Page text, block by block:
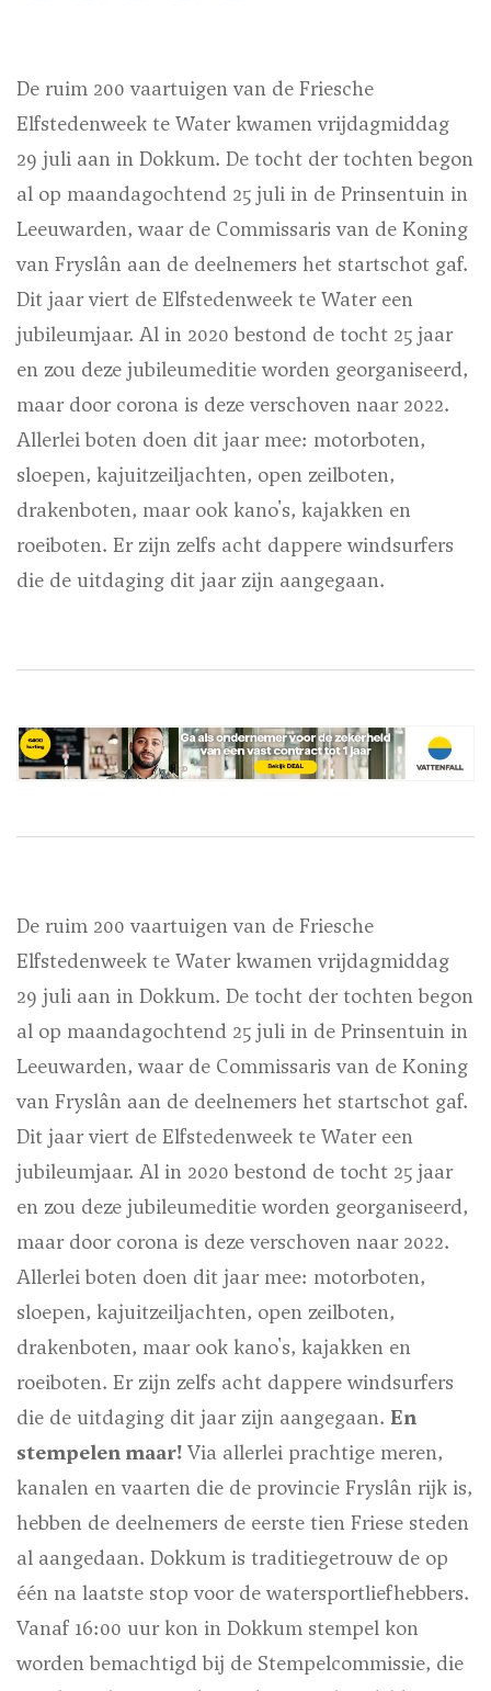
De ruim 200 vaartuigen van de Friesche
Elfstedenweek te Water kwamen vrijdagmiddag
29 juli aan in Dokkum. De tocht der tochten begon
al op maandagochtend 25 juli in de Prinsentuin in
Leeuwarden, waar de Commissaris van de Koning
van Fryslân aan de deelnemers het startschot gaf.
Dit jaar viert de Elfstedenweek te Water een
jubileumjaar. Al in 2020 bestond de tocht 25 jaar
en zou deze jubileumeditie worden georganiseerd,
maar door corona is deze verschoven naar 2022.
Allerlei boten doen dit jaar mee: motorboten,
sloepen, kajuitzeiljachten, open zeilboten,
drakenboten, maar ook kano's, kajakken en
roeiboten. Er zijn zelfs acht dappere windsurfers
die de uitdaging dit jaar zijn aangegaan.
De ruim 200 vaartuigen van de Friesche
Elfstedenweek te Water kwamen vrijdagmiddag
29 juli aan in Dokkum. De tocht der tochten begon
al op maandagochtend 25 juli in de Prinsentuin in
Leeuwarden, waar de Commissaris van de Koning
van Fryslân aan de deelnemers het startschot gaf.
Dit jaar viert de Elfstedenweek te Water een
jubileumjaar. Al in 2020 bestond de tocht 25 jaar
en zou deze jubileumeditie worden georganiseerd,
maar door corona is deze verschoven naar 2022.
Allerlei boten doen dit jaar mee: motorboten,
sloepen, kajuitzeiljachten, open zeilboten,
drakenboten, maar ook kano's, kajakken en
roeiboten. Er zijn zelfs acht dappere windsurfers
die de uitdaging dit jaar zijn aangegaan. En
stempelen maar! Via allerlei prachtige meren,
kanalen en vaarten die de provincie Fryslân rijk is,
hebben de deelnemers de eerste tien Friese steden
al aangedaan. Dokkum is traditiegetrouw de op
één na laatste stop voor de watersportliefhebbers.
Vanaf 16:00 uur kon in Dokkum stempel kon
worden bemachtigd bij de Stempelcommissie, die